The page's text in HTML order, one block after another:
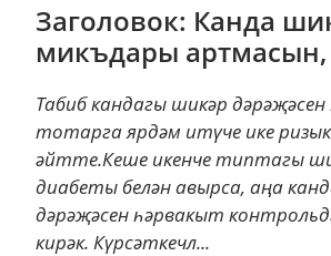
Заголовок: Канда
микъдары артмасын,
Табиб кандагы шикәр
тотарга ярдәм итүче ике
әйтте.Кеше икенче типтагы
диабеты белән авырса, аңа
дәрәҗәсен һәрвакыт
кирәк. Күрсәткечл...